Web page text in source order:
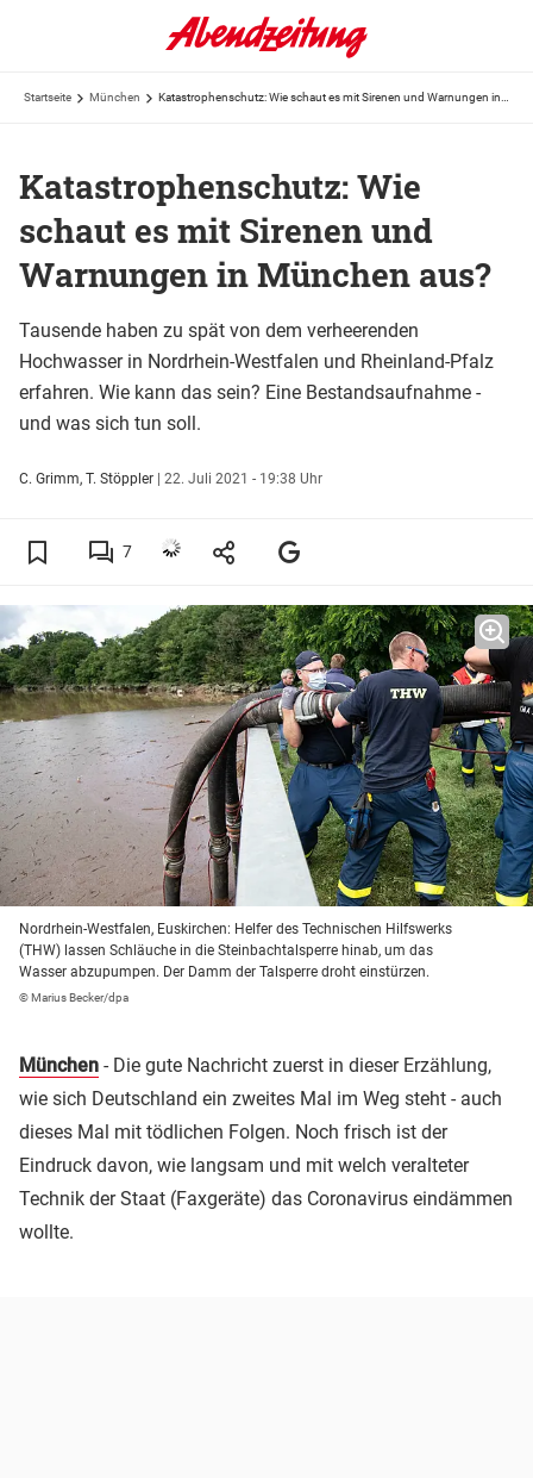
Startseite München
Katastrophenschutz: Wie
schaut es mit Sirenen und
Warnungen in München aus?
Tausende haben zu spät von dem verheerenden
Hochwasser in Nordrhein-Westfalen und Rheinland-Pfalz
erfahren. Wie kann das sein? Eine Bestandsaufnahme -
und was sich tun soll.
C. Grimm, T. Stöppler | 22. Juli 2021 - 19:38 Uhr
7
Nordrhein-Westfalen, Euskirchen: Helfer des Technischen Hilfswerks
(THW) lassen Schläuche in die Steinbachtalsperre hinab, um das
Wasser abzupumpen. Der Damm der Talsperre droht einstürzen.
© Marius Becker/dpa
München - Die gute Nachricht zuerst in dieser Erzählung,
wie sich Deutschland ein zweites Mal im Weg steht - auch
dieses Mal mit tödlichen Folgen. Noch frisch ist der
Eindruck davon, wie langsam und mit welch veralteter
Technik der Staat (Faxgeräte) das Coronavirus eindämmen
wollte.